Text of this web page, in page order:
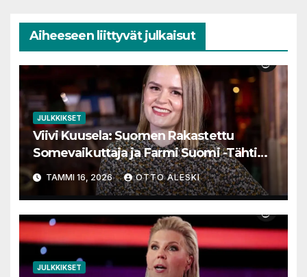
Aiheeseen liittyvät julkaisut
JULKKIKSET
Viivi Kuusela: Suomen Rakastettu
Somevaikuttaja ja Farmi Suomi -Tähtien
Matka
TAMMI 16, 2026 OTTO ALESKI
JULKKIKSET